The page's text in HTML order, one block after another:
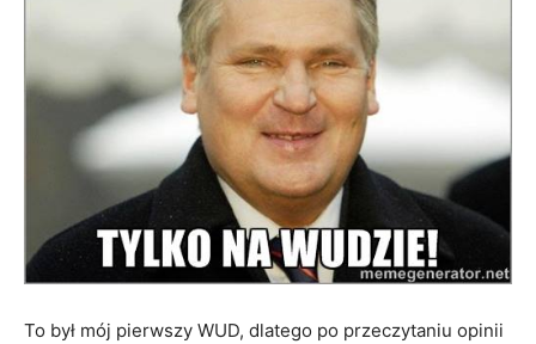
To był mój pierwszy WUD, dlatego po przeczytaniu opinii